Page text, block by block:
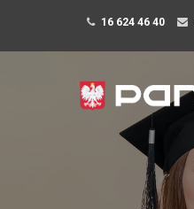
16 624 46 40